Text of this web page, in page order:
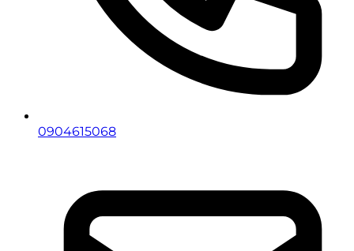
0904615068